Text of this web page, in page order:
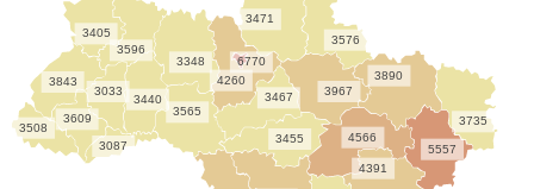
3565
3405
4566
5557
3348
3508
4391
3609
4260
3455
3735
3843
3967
3596
3576
3033
3890
3440 3467
3087
3471
6770